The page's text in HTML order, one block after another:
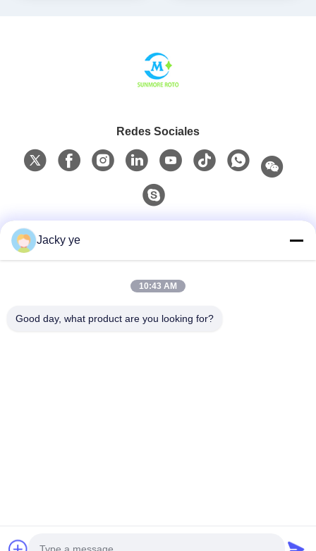
Redes Sociales
0086-15967190727
Copyright 2026 Changzhou SunMore Rotomolding Technology
Jacky ye
10:43 AM
Good day, what product are you looking for?